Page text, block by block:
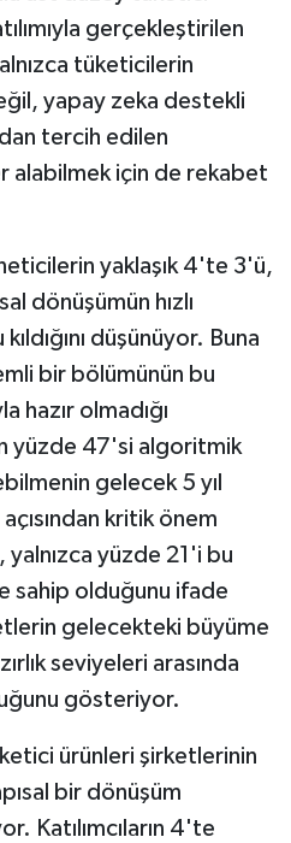
gerçekleştirilen
tüketicilerin
yapay zeka destekli
tercih edilen
alabilmek için de rekabet
yaklaşık 4'te 3'ü,
dönüşümün hızlı
düşünüyor. Buna
bir bölümünün bu
hazır olmadığı
yüzde 47'si algoritmik
gelecek 5 yıl
kritik önem
yalnızca yüzde 21'i bu
sahip olduğunu ifade
gelecekteki büyüme
seviyeleri arasında
gösteriyor.
ürünleri şirketlerinin
bir dönüşüm
Katılımcıların 4'te